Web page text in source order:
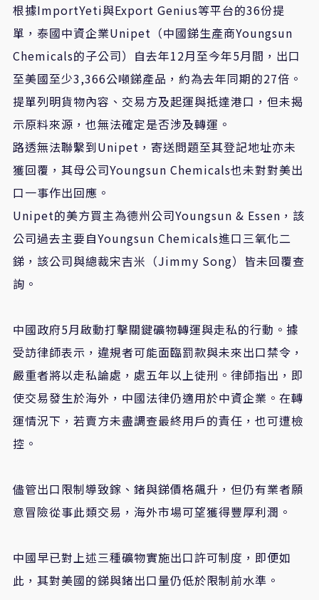
根據ImportYeti與Export Genius等平台的36份提
單，泰國中資企業Unipet （中國銻生產商Youngsun
Chemicals的子公司）自去年12月至今年5月間，出口
至美國至少3,366公噸銻產品，約為去年同期的27倍。
提單列明貨物內容、交易方及起運與抵達港口，但未揭
示原料來源，也無法確定是否涉及轉運。
路透無法聯繫到Unipet ，寄送問題至其登記地址亦未
獲回覆，其母公司Youngsun Chemicals也未對對美出
口一事作出回應。
Unipet的美方買主為德州公司Youngsun & Essen ，該
公司過去主要自Youngsun Chemicals進口三氧化二
銻，該公司與總裁宋吉米（Jimmy Song）皆未回覆查
詢。
中國政府5月啟動打擊關鍵礦物轉運與走私的行動。據
受訪律師表示，違規者可能面臨罰款與未來出口禁令，
嚴重者將以走私論處，處五年以上徒刑。律師指出，即
使交易發生於海外，中國法律仍適用於中資企業。在轉
運情況下，若賣方未盡調查最終用戶的責任，也可遭檢
控。
儘管出口限制導致鎵、鍺與銻價格飆升，但仍有業者願
意冒險從事此類交易，海外市場可望獲得豐厚利潤。
中國早已對上述三種礦物實施出口許可制度，即便如
此，其對美國的銻與鍺出口量仍低於限制前水準。